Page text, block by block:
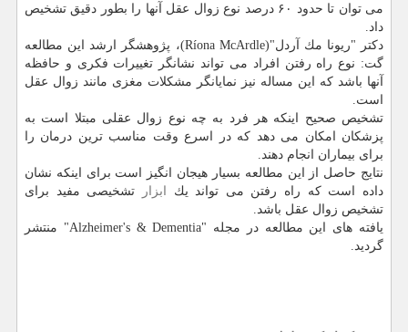
می توان تا حدود ۶۰ درصد نوع زوال عقل آنها را بطور دقیق تشخیص
داد.
دكتر "ریونا مك آردل"(Ríona McArdle)، پژوهشگر ارشد این مطالعه
گت: نوع راه رفتن افراد می تواند نشانگر تغییرات فكری و حافظه
آنها باشد كه این مساله نیز نمایانگر مشكلات مغزی مانند زوال عقل
است.
تشخیص صحیح اینكه هر فرد به چه نوع زوال عقلی مبتلا است به
پزشكان امكان می دهد كه در اسرع وقت مناسب ترین درمان را
برای بیماران انجام دهند.
نتایج حاصل از این مطالعه بسیار هیجان انگیز است برای اینكه نشان
داده است كه راه رفتن می تواند یك ابزار
تشخیصی مفید برای
تشخیص زوال عقل باشد.
یافته های این مطالعه در مجله "Alzheimer's & Dementia" منتشر
گردید.